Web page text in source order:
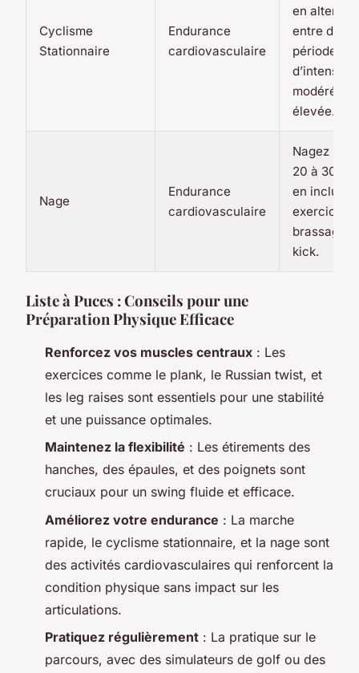
Cyclisme
Stationnaire
Endurance
cardiovasculaire
en
entre des
périodes
d’intensité
modérée et
élevée.
Nage
Endurance
cardiovasculaire
Nagez
20 à 30
en incluant
exercices
brassage
kick.
Liste à Puces : Conseils pour une
Préparation Physique Efficace
Renforcez vos muscles centraux : Les
exercices comme le plank, le Russian twist, et
les leg raises sont essentiels pour une stabilité
et une puissance optimales.
Maintenez la flexibilité : Les étirements des
hanches, des épaules, et des poignets sont
cruciaux pour un swing fluide et efficace.
Améliorez votre endurance : La marche
rapide, le cyclisme stationnaire, et la nage sont
des activités cardiovasculaires qui renforcent la
condition physique sans impact sur les
articulations.
Pratiquez régulièrement : La pratique sur le
parcours, avec des simulateurs de golf ou des